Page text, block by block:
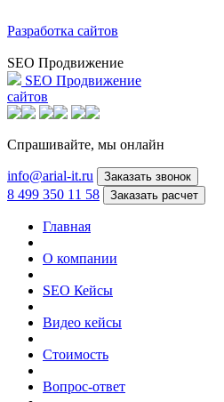
Разработка сайтов
SEO Продвижение
SEO Продвижение
сайтов
Спрашивайте, мы онлайн
info@arial-it.ru Заказать звонок
8 499 350 11 58 Заказать расчет
Главная
О компании
SEO Кейсы
Видео кейсы
Стоимость
Вопрос-ответ